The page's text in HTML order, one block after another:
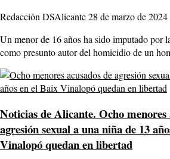
Redacción DSAlicante28 de marzo de 2024
Un menor de 16 años ha sido imputado por
como presunto autor del homicidio de un
Noticias de Alicante. Ocho menores
agresión sexual a una niña de 13
Vinalopó quedan en libertad